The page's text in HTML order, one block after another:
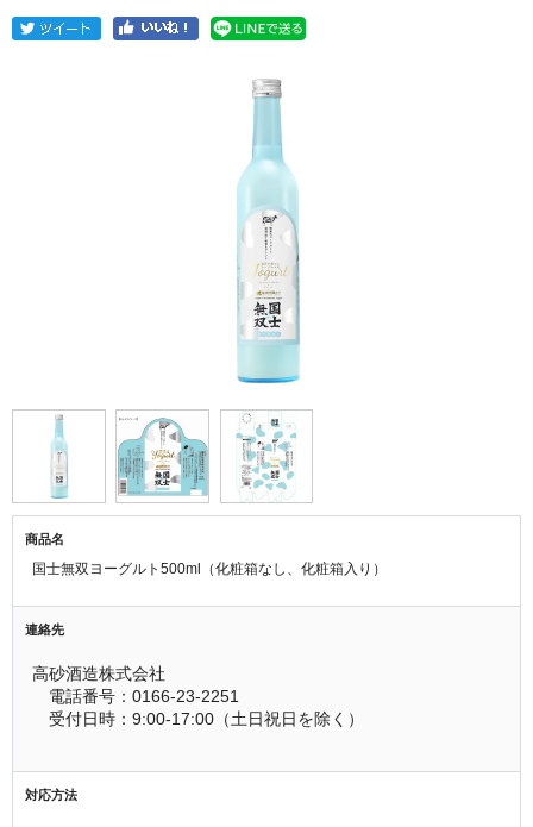
商品名
国士無双ヨーグルト500ml（化粧箱なし、化粧箱入り）
連絡先
高砂酒造株式会社
電話番号：0166-23-2251
受付日時：9:00-17:00（土日祝日を除く）
対応方法